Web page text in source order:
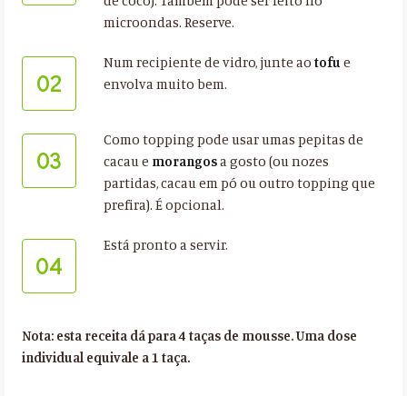
microondas. Reserve.
02
Num recipiente de vidro, junte ao tofue
envolva muito bem.
03
Como topping pode usar umas pepitas de
cacau e morangosa gosto (ou nozes
partidas, cacau em pó ou outro topping que
prefira). É opcional.
04
Está pronto a servir.
Nota: esta receita dá para 4 taças de mousse. Uma dose
individual equivale a 1 taça.